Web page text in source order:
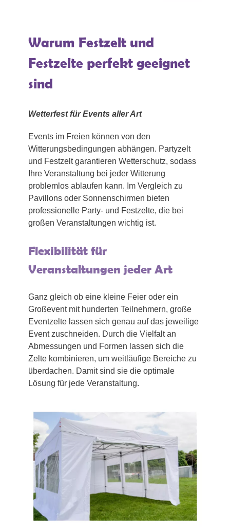
Warum Festzelt und
Festzelte perfekt geeignet
sind
Wetterfest für Events aller Art
Events im Freien können von den
Witterungsbedingungen abhängen. Partyzelt
und Festzelt garantieren Wetterschutz, sodass
Ihre Veranstaltung bei jeder Witterung
problemlos ablaufen kann. Im Vergleich zu
Pavillons oder Sonnenschirmen bieten
professionelle Party- und Festzelte, die bei
großen Veranstaltungen wichtig ist.
Flexibilität für
Veranstaltungen jeder Art
Ganz gleich ob eine kleine Feier oder ein
Großevent mit hunderten Teilnehmern, große
Eventzelte lassen sich genau auf das jeweilige
Event zuschneiden. Durch die Vielfalt an
Abmessungen und Formen lassen sich die
Zelte kombinieren, um weitläufige Bereiche zu
überdachen. Damit sind sie die optimale
Lösung für jede Veranstaltung.